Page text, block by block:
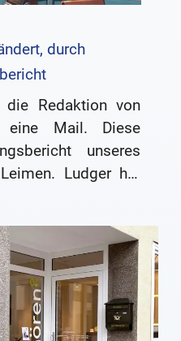
durch
Redaktion von
eine Mail. Diese
unseres
Ludger hat
und
wie